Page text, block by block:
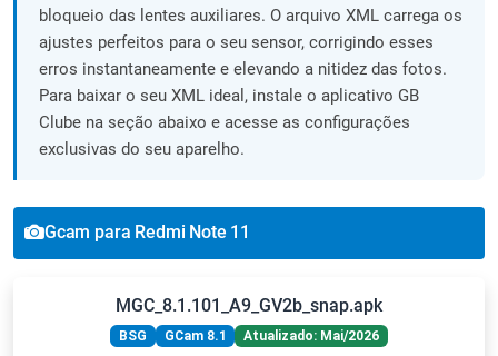
bloqueio das lentes auxiliares. O arquivo XML carrega os
ajustes perfeitos para o seu sensor, corrigindo esses
erros instantaneamente e elevando a nitidez das fotos.
Para baixar o seu XML ideal, instale o aplicativo GB
Clube na seção abaixo e acesse as configurações
exclusivas do seu aparelho.
Gcam para Redmi Note 11
MGC_8.1.101_A9_GV2b_snap.apk
BSG GCam 8.1 Atualizado: Mai/2026